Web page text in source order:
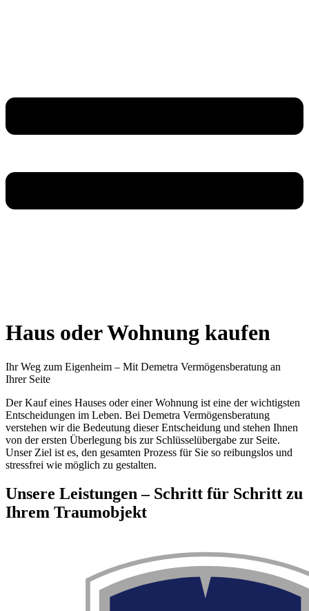
Haus oder Wohnung kaufen
Ihr Weg zum Eigenheim – Mit Demetra Vermögensberatung an
Ihrer Seite
Der Kauf eines Hauses oder einer Wohnung ist eine der wichtigsten
Entscheidungen im Leben. Bei Demetra Vermögensberatung
verstehen wir die Bedeutung dieser Entscheidung und stehen Ihnen
von der ersten Überlegung bis zur Schlüsselübergabe zur Seite.
Unser Ziel ist es, den gesamten Prozess für Sie so reibungslos und
stressfrei wie möglich zu gestalten.
Unsere Leistungen – Schritt für Schritt zu
Ihrem Traumobjekt